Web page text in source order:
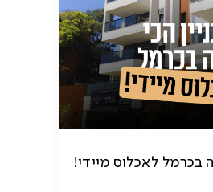
בכרמל לאכלוס מיידי!